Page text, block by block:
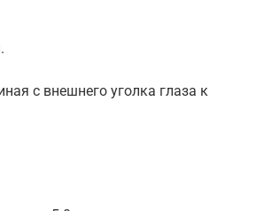
с внешнего уголка глаза к